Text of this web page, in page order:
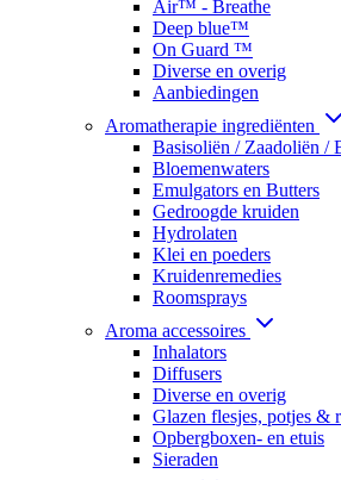
Air™ - Breathe
Deep blue™
On Guard ™
Diverse en overig
Aanbiedingen
Aromatherapie ingrediënten
Basisoliën / Zaadoliën /
Bloemenwaters
Emulgators en Butters
Gedroogde kruiden
Hydrolaten
Klei en poeders
Kruidenremedies
Roomsprays
Aroma accessoires
Inhalators
Diffusers
Diverse en overig
Glazen flesjes, potjes &
Opbergboxen- en etuis
Sieraden